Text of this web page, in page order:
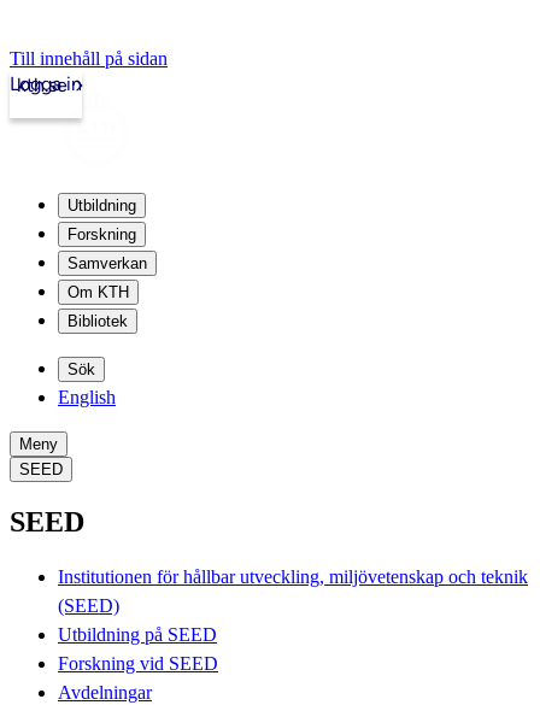
Till innehåll på sidan
kth.se
Logga in
Utbildning
Forskning
Samverkan
Om KTH
Bibliotek
Sök
English
Meny
SEED
SEED
Institutionen för hållbar utveckling, miljövetenskap och teknik
(SEED)
Utbildning på SEED
Forskning vid SEED
Avdelningar